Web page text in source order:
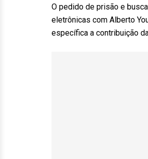
O pedido de prisão e
eletrônicas com Alberto
específica a contribuição